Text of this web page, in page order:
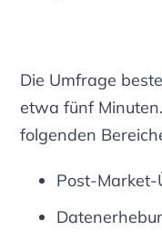
Die Umfrage
etwa fünf
folgenden
Post-